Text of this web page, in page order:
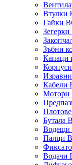
Втулки
Гайки
Зъбни
Капаци
Кабели
Мотори
Бутала
Водещи
Палци
Водачи